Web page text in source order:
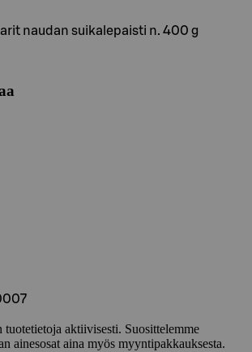
naudan suikalepaisti n. 400 g
tuotetietoja aktiivisesti. Suosittelemme
ainesosat aina myös myyntipakkauksesta.